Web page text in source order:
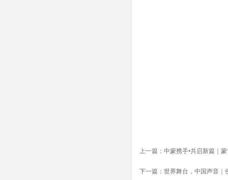
上一篇： 中蒙携手•共启新篇｜
下一篇： 世界舞台，中国声音｜